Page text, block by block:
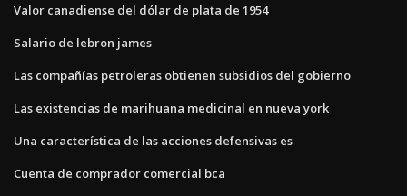
Valor canadiense del dólar de plata de 1954
Salario de lebron james
Las compañías petroleras obtienen subsidios del gobierno
Las existencias de marihuana medicinal en nueva york
Una característica de las acciones defensivas es
Cuenta de comprador comercial bca